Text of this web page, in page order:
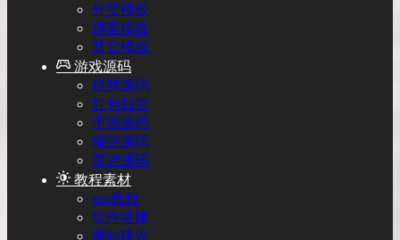
外贸模板
博客模板
其它模板
游戏源码
棋牌源码
红包扫雷
手游源码
端游源码
页游源码
教程素材
seo教程
软件搭建
网站建设